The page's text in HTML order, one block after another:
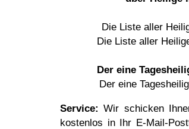
Die Liste aller
Die Liste aller
Der eine
Der eine
Service: Wir schicken
kostenlos in Ihr E-Mail-